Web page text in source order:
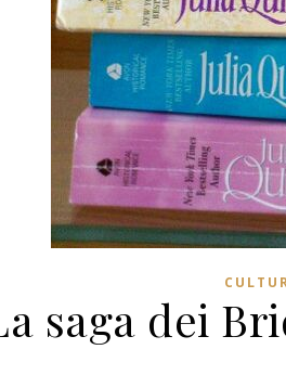
saga dei